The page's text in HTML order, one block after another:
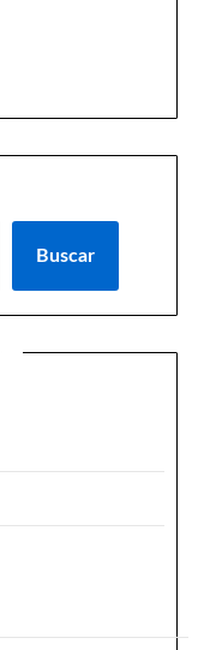
Buscar